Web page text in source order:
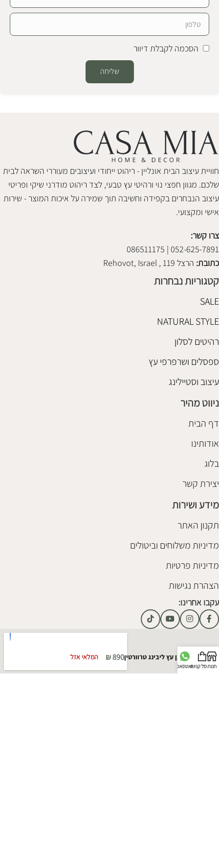
הסכמה לקבלת דיוור
שליחה
חוויית עיצוב הבית אונליין - ריהוט ייחודי ועיצובים מעוררי השראה לבית
שלכם. מגוון חפצי נוי ורהיטי עץ טבעי, לצד ריהוט מודרני שיקי ופריטי
עיצוב הנבחרים בקפידה וחשיבה תוך שמירה על איכות המוצר - שירות
אישי ומקצועי.
צרו קשר:
052-625-7891 | 086511175
כתובת: הרצל 119 , Rehovot, Israel
קטגוריות נבחרות
SALE
NATURAL STYLE
רהיטים לסלון
ספסלים ושרפרפי עץ
עיצוב וסטיילינג
ניווט מהיר
דף הבית
אודותינו
בלוג
יצירת קשר
מידע ושירות
תקנון האתר
מדיניות משלוחים וביטולים
מדיניות פרטיות
הצהרת נגישות
עקבו אחרינו:
חנותסל קניותוואטסאפ
נשכן עץ ליבינג טרוורטין ₪890 המלאי אזל